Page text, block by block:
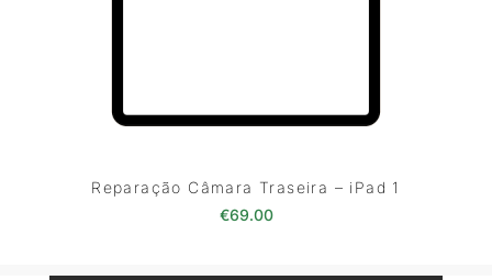
Reparação Câmara Traseira – iPad 1
€69.00